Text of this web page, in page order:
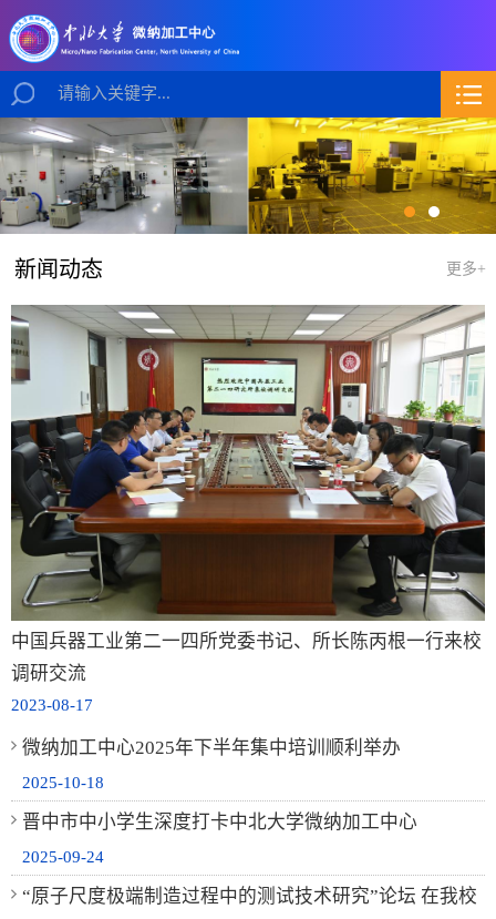
新闻动态 更多+
中国兵器工业第二一四所党委书记、所长陈丙根一行来校
调研交流
2023-08-17
微纳加工中心2025年下半年集中培训顺利举办
2025-10-18
晋中市中小学生深度打卡中北大学微纳加工中心
2025-09-24
“原子尺度极端制造过程中的测试技术研究”论坛 在我校